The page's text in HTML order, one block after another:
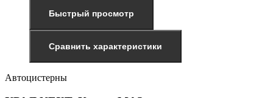
Быстрый просмотр
Сравнить характеристики
Автоцистерны